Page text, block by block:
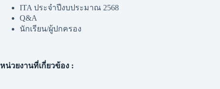
ITA ประจำปีงบประมาณ 2568
Q&A
นักเรียน/ผู้ปกครอง
หน่วยงานที่เกี่ยวข้อง :